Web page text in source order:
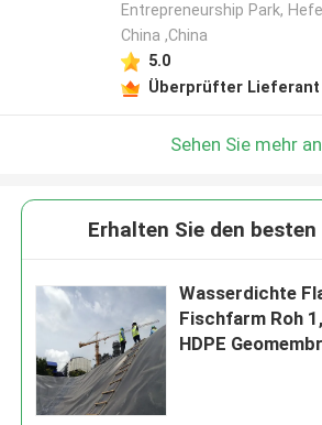
Entrepreneurship Park,
China ,China
5.0
Überprüfter Lieferant
Sehen Sie mehr an
Erhalten Sie den
Wasserdichte
Fischfarm Roh
HDPE